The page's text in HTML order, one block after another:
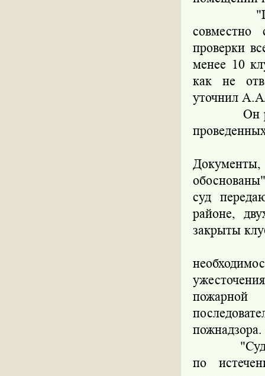
проверки
менее 10
как не
уточнил
Он
суд
районе,
закрыты
пожнадзора.
"Суд
по